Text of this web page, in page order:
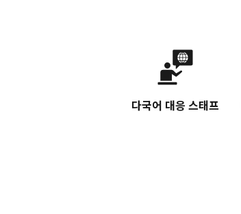
다국어 대응 스태프